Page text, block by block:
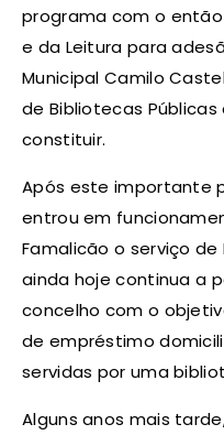
programa com o
e da Leitura para
Municipal Camilo
de Bibliotecas
constituir.
Após este importante
entrou em
Famalicão o serviço
ainda hoje continua a
concelho com o
de empréstimo
servidas por uma
Alguns anos mais